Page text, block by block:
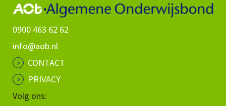
0900 463 62 62
info@aob.nl
CONTACT
PRIVACY
Volg ons: